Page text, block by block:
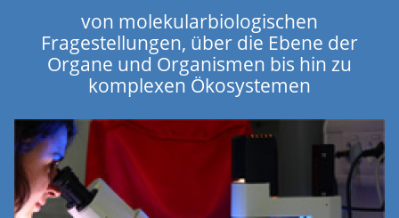
von molekularbiologischen
Fragestellungen, über die Ebene der
Organe und Organismen bis hin zu
komplexen Ökosystemen